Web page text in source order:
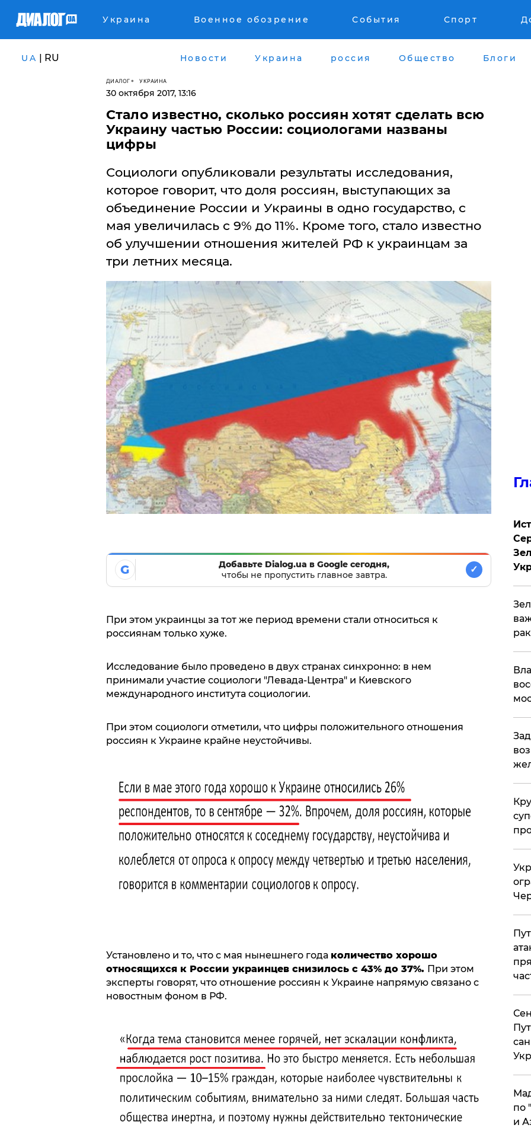
Украина Военное обозрение События Спорт
UA | RU Новости Украина россия Общество Блоги
ДИАЛОГ УКРАИНА
30 октября 2017, 13:16
Стало известно, сколько россиян хотят сделать всю
Украину частью России: социологами названы
цифры
​Социологи опубликовали результаты исследования,
которое говорит, что доля россиян, выступающих за
объединение России и Украины в одно государство, с
мая увеличилась с 9% до 11%. Кроме того, стало известно
об улучшении отношения жителей РФ к украинцам за
три летних месяца.
G
Добавьте Dialog.ua в Google сегодня,
чтобы не пропустить главное завтра.
✓
При этом украинцы за тот же период времени стали относиться к
россиянам только хуже.
Исследование было проведено в двух странах синхронно: в нем
принимали участие социологи "Левада-Центра" и Киевского
международного института социологии.
При этом социологи отметили, что цифры положительного отношения
россиян к Украине крайне неустойчивы.
Установлено и то, что с мая нынешнего года количество хорошо
относящихся к России украинцев снизилось с 43% до 37%. При этом
эксперты говорят, что отношение россиян к Украине напрямую связано с
новостным фоном в РФ.
по
и